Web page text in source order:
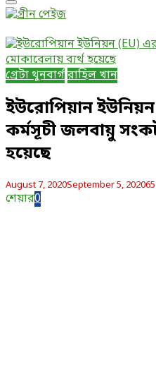
Primary
Menu
গ্রেটা থুনবার্গরাহিল খান
ইউরোপিয়ান
কর্মসূচী জলবায়ু
হয়েছে
August 7, 2020September 5, 2020
শেয়ার0